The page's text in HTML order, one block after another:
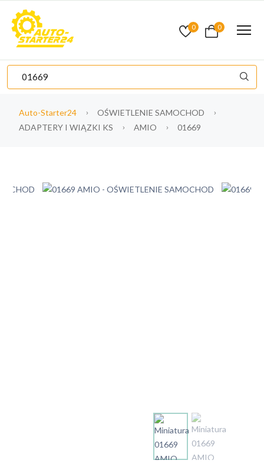
0 0
Auto-Starter24
OŚWIETLENIE SAMOCHOD
ADAPTERY I WIĄZKI KS
AMIO 01669